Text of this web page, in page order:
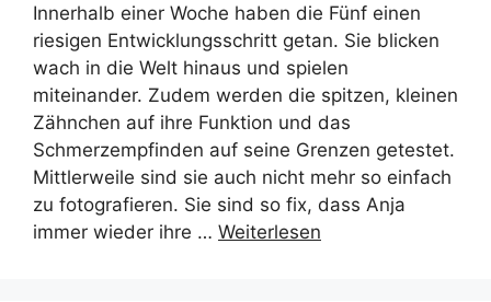
Innerhalb einer Woche haben die Fünf einen
riesigen Entwicklungsschritt getan. Sie blicken
wach in die Welt hinaus und spielen
miteinander. Zudem werden die spitzen, kleinen
Zähnchen auf ihre Funktion und das
Schmerzempfinden auf seine Grenzen getestet.
Mittlerweile sind sie auch nicht mehr so einfach
zu fotografieren. Sie sind so fix, dass Anja
immer wieder ihre … Weiterlesen